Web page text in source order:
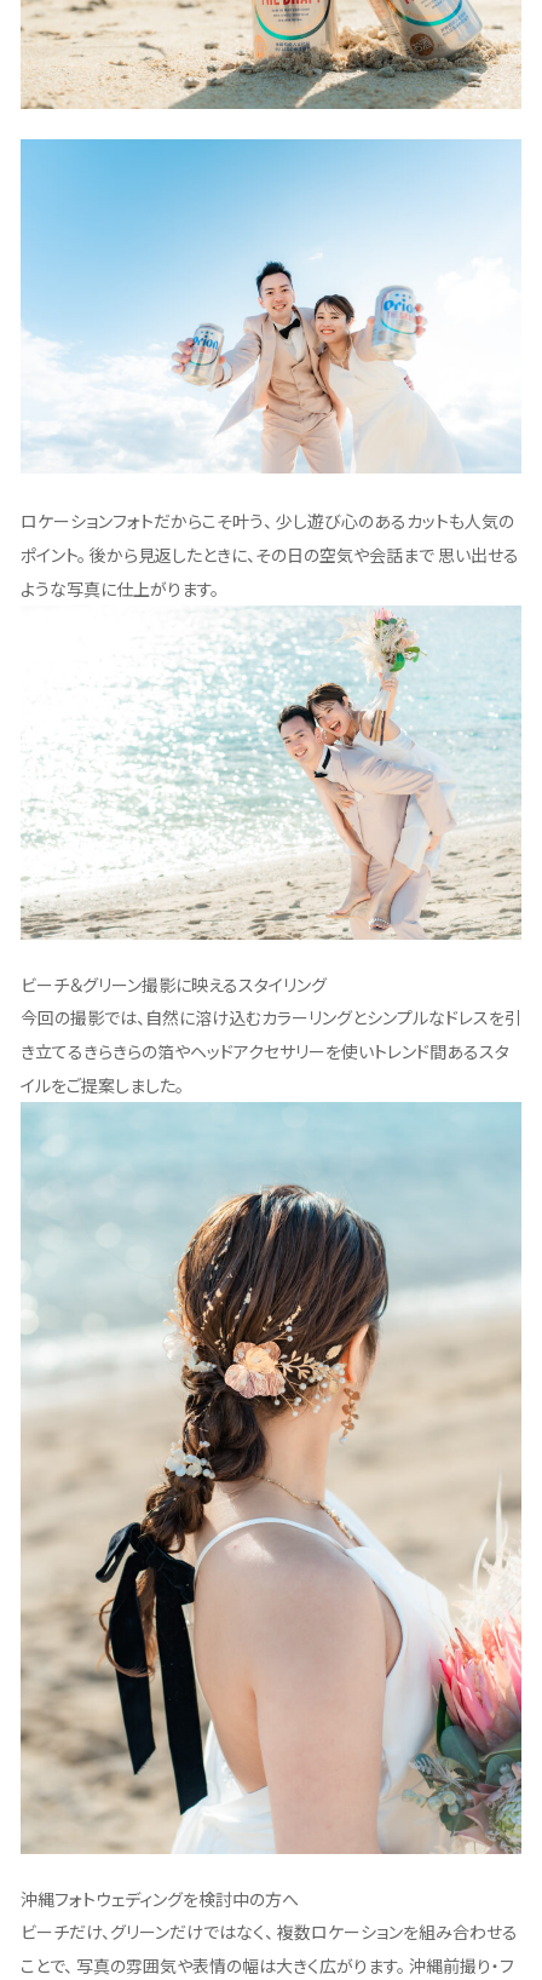
ロケーションフォトだからこそ叶う、 少し遊び心のあるカットも人気の
ポイント。 後から見返したときに、その日の空気や会話まで 思い出せる
ような写真に仕上がります。
ビーチ＆グリーン撮影に映えるスタイリング
今回の撮影では、自然に溶け込むカラーリングとシンプルなドレスを引
き立てるきらきらの箔やヘッドアクセサリーを使いトレンド間あるスタ
イルをご提案しました。
沖縄フォトウェディングを検討中の方へ
ビーチだけ、グリーンだけではなく、 複数ロケーションを組み合わせる
ことで、 写真の雰囲気や表情の幅は大きく広がります。 沖縄前撮り・フ